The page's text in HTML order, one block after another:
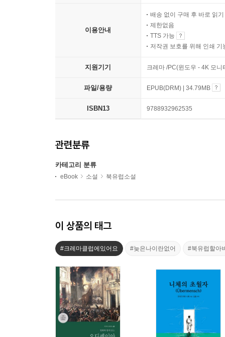
이용안내
배송 없이 구매 후 바로 읽기
제한없음
TTS 가능
저작권 보호를 위해 인쇄 기
지원기기 크레마 /PC(윈도우 - 4K 모
파일/용량 EPUB(DRM) | 34.79MB
ISBN13 9788932962535
관련분류
카테고리 분류
eBook 소설 북유럽소설
이 상품의 태그
#크레마클럽에있어요 #늦은나이란없어 #북유럽할아